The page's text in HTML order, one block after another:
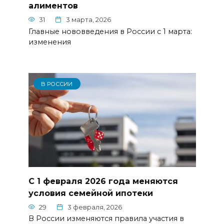
алиментов
31 3 марта, 2026
Главные нововведения в России с 1 марта:
изменения
В РОССИИ
С 1 февраля 2026 года меняются
условия семейной ипотеки
29 3 февраля, 2026
В России изменяются правила участия в